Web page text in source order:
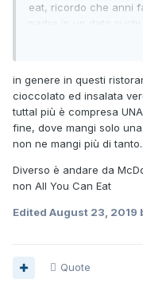
eat, ricordo che anni
padre in un dato
dopo andai in un
Ecco, questo genere
E sappiamo tutti che
non sano, perché alla
non è sano...
Il problema è la
costo e a un illusorio
vorrebbe/dovrebbe e
patatine 4 e la bibita
in genere in questi
cioccolato ed insalata
tuttal più è compresa
fine, dove mangi solo
non ne mangi più di
Diverso è andare da
non All You Can Eat
Edited August 23, 2019
Quote